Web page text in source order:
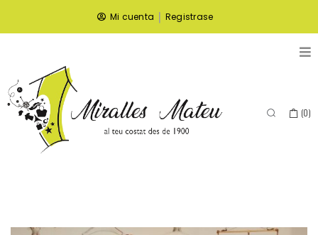
Mi cuenta | Registrase
(0)